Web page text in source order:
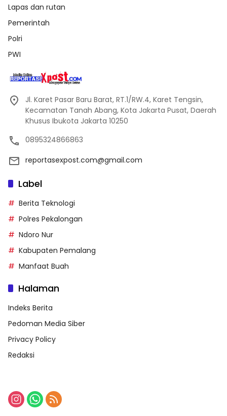
Lapas dan rutan
Pemerintah
Polri
PWI
Jl. Karet Pasar Baru Barat, RT.1/RW.4, Karet Tengsin,
Kecamatan Tanah Abang, Kota Jakarta Pusat, Daerah
Khusus Ibukota Jakarta 10250
0895324866863
reportasexpost.com@gmail.com
Label
Berita Teknologi
Polres Pekalongan
Ndoro Nur
Kabupaten Pemalang
Manfaat Buah
Halaman
Indeks Berita
Pedoman Media Siber
Privacy Policy
Redaksi